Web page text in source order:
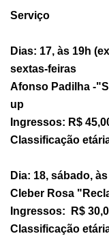
Serviço
Dias: 17, às 19h
sextas-feiras
Afonso Padilha -
up
Ingressos: R$
Classificação
Dia: 18, sábado,
Cleber Rosa
Ingressos: R$
Classificação